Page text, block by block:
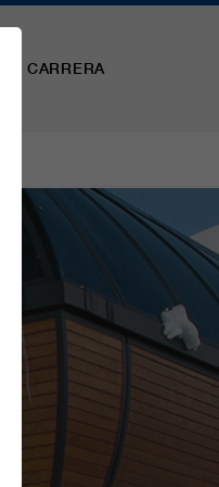
CARRERA